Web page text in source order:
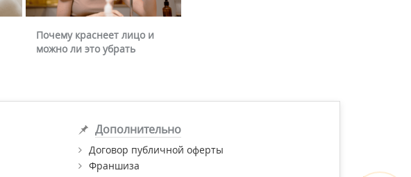
Почему краснеет лицо и
можно ли это убрать
Дополнительно
Договор публичной оферты
Франшиза